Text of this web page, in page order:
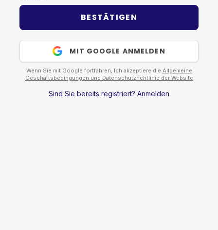
BESTÄTIGEN
MIT GOOGLE ANMELDEN
Wenn Sie mit Google fortfahren, Ich akzeptiere die Allgemeine
Geschäftsbedingungen und Datenschutzrichtlinie der Website
Sind Sie bereits registriert? Anmelden